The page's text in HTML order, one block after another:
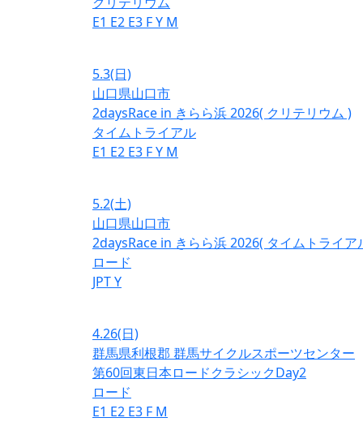
E1 E2 E3 FY M
5.3(日)
山口県山口市
2daysRace in きらら浜 2026( クリテリウム )
タイムトライアル
E1 E2 E3 FY M
5.2(土)
山口県山口市
2daysRace in きらら浜 2026( タイムトライア
ロード
JPTY
4.26(日)
群馬県利根郡 群馬サイクルスポーツセンター
第60回東日本ロードクラシックDay2
ロード
E1 E2 E3 F M